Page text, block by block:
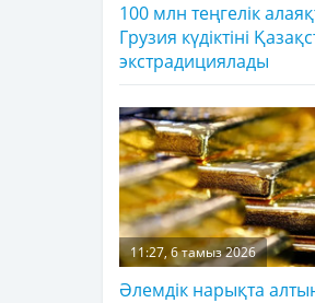
100 млн теңгелік
Грузия күдіктіні
экстрадициялады
11:27, 6 тамыз 2026
Әлемдік нарықта